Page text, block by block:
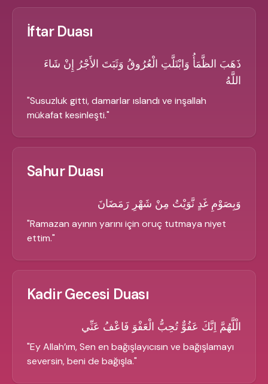
İftar Duası
ذَهَبَ الظَّمَأُ وَابْتَلَّتِ الْعُرُوقُ وَثَبَتَ الأَجْرُ إِنْ شَاءَ
اللَّهُ
"Susuzluk gitti, damarlar ıslandı ve inşallah
mükafat kesinleşti."
Sahur Duası
وَبِصَوْمِ غَدٍ نَّوَيْتُ مِنْ شَهْرِ رَمَضَانَ
"Ramazan ayının yarını için oruç tutmaya niyet
ettim."
Kadir Gecesi Duası
الْلَّهُمَّ اِنَّكَ عَفُوٌّ تُحِبُّ الْعَفْوَ فَاعْفُ عَنِّي
"Ey Allah’ım, Sen en bağışlayıcısın ve bağışlamayı
seversin, beni de bağışla."